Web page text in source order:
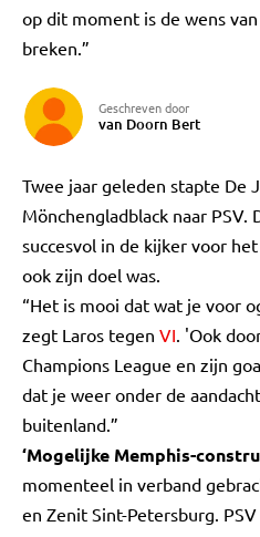
op dit moment is de wens
breken.”
Geschreven door
van Doorn Bert
Twee jaar geleden stapte De
Mönchengladblack naar PSV.
succesvol in de kijker voor
ook zijn doel was.
“Het is mooi dat wat je voor
zegt Laros tegen VI. 'Ook
Champions League en zijn
dat je weer onder de
buitenland.”
‘Mogelijke Memphis-
momenteel in verband
en Zenit Sint-Petersburg.